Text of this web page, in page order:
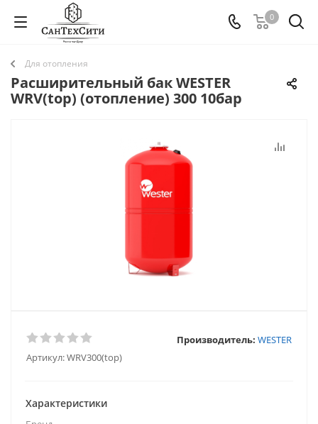
0
Для отопления
Расширительный бак WESTER
WRV(top) (отопление) 300 10бар
Артикул:WRV300(top)
Производитель: WESTER
Характеристики